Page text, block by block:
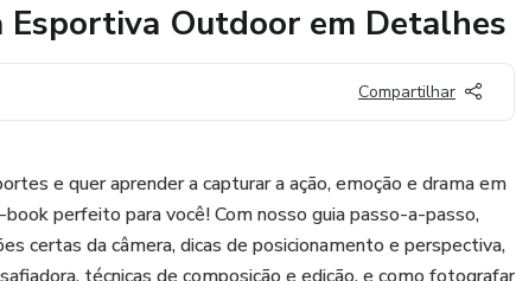
Esportiva Outdoor em Detalhes
Compartilhar
e quer aprender a capturar a ação, emoção e drama em
perfeito para você! Com nosso guia passo-a-passo,
certas da câmera, dicas de posicionamento e perspectiva,